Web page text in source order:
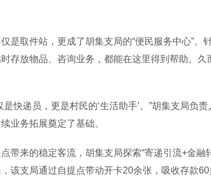
取件站，更成了胡集支局的“便民服务中心”。
存放物品、咨询业务，都能在这里得到帮助。
递员，更是村民的‘生活助手’。”胡集支局负
业务拓展奠定了基础。
来的稳定客流，胡集支局探索“寄递引流+金融
该支局通过自提点带动开卡20余张，吸收存款